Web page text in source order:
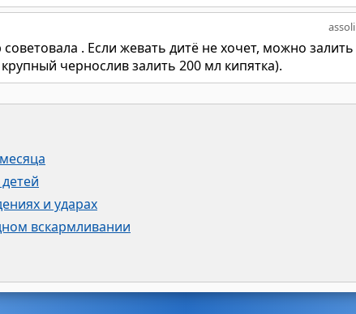
assoli
. Если жевать дитё не хочет, можно залить
чернослив залить 200 мл кипятка).
и ударах
вскармливании